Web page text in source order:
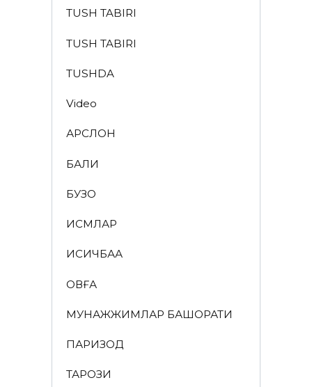
TUSH TABIRI
TUSH TABIRI
TUSHDA
Video
АРСЛОН
БАЛИҚ
БУЗОҚ
ИСМЛАР
ҚИСҚИЧБАҚА
ҚОВҒА
МУНАЖЖИМЛАР БАШОРАТИ
ПАРИЗОД
ТАРОЗИ